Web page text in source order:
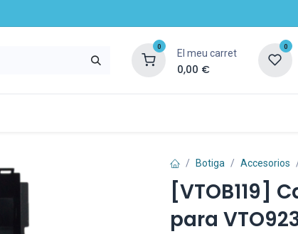
0
El meu carret
0,00 €
0
Botiga Accesorios
[VTOB119]
para